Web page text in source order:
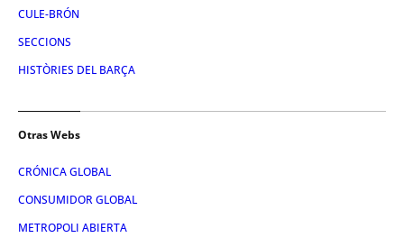
CULE-BRÓN
SECCIONS
HISTÒRIES DEL BARÇA
Otras Webs
CRÓNICA GLOBAL
CONSUMIDOR GLOBAL
METROPOLI ABIERTA